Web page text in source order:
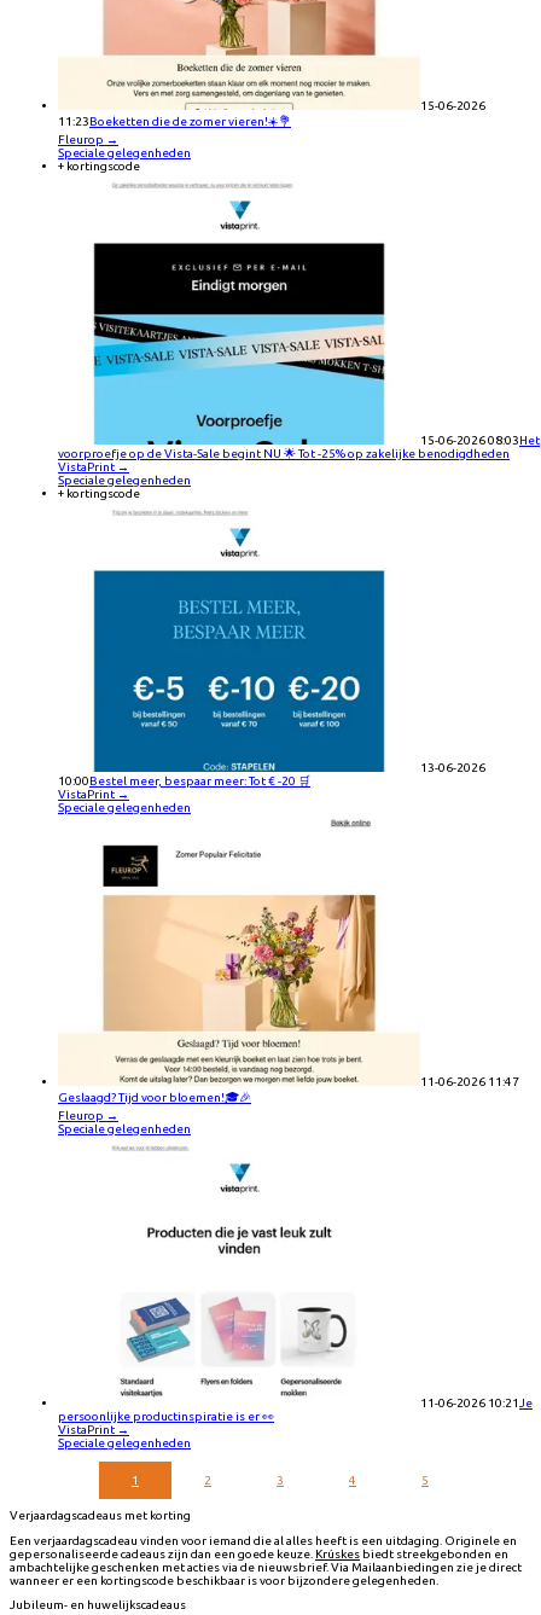
15-06-2026
11:23Boeketten die de zomer vieren!☀️💐
Fleurop →
Speciale gelegenheden
+ kortingscode
15-06-2026 08:03Het
voorproefje op de Vista-Sale begint NU 🌟 Tot -25% op zakelijke benodigdheden
VistaPrint →
Speciale gelegenheden
+ kortingscode
13-06-2026
10:00Bestel meer, bespaar meer: Tot € -20 🛒
VistaPrint →
Speciale gelegenheden
11-06-2026 11:47
Geslaagd? Tijd voor bloemen!🎓🎉
Fleurop →
Speciale gelegenheden
11-06-2026 10:21 Je
persoonlijke productinspiratie is er 👀
VistaPrint →
Speciale gelegenheden
1 2 3 4 5
Verjaardagscadeaus met korting
Een verjaardagscadeau vinden voor iemand die al alles heeft is een uitdaging. Originele en
gepersonaliseerde cadeaus zijn dan een goede keuze. Krúskes biedt streekgebonden en
ambachtelijke geschenken met acties via de nieuwsbrief. Via Mailaanbiedingen zie je direct
wanneer er een kortingscode beschikbaar is voor bijzondere gelegenheden.
Jubileum- en huwelijkscadeaus